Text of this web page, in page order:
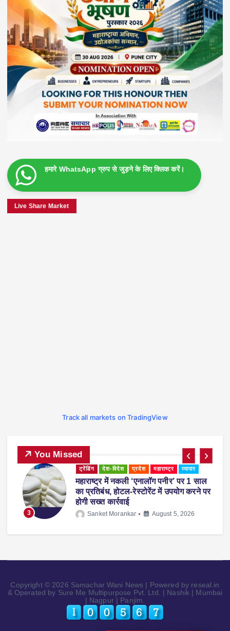
हमारे WhatsApp ग्रुप से जुड़ने के लिए क्लिक करें।
Live Share Market
Track all markets on TradingView
You Missed
3
ट्रेंडिंग देश-विदेश प्रदेश महाराष्ट्र व्यापार
महाराष्ट्र में नकली ‘एनालॉग पनीर’ पर 1 साल
का प्रतिबंध, होटल-रेस्टोरेंट में उपयोग करने पर
होगी सख्त कार्रवाई
Sanket Morankar August 5, 2026
Copyright © 2026 Samachar Wani News | Powered by reseal.in
& Operated by Sure Me Multipurpose Pvt. Ltd. | Nashik | Mumbai
| Nagpur | Panjim.